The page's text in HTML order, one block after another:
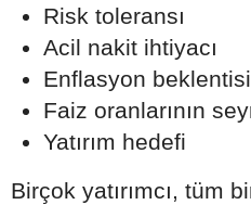
Risk toleransı
Acil nakit ihtiyacı
Enflasyon beklentisi
Faiz oranlarının
Yatırım hedefi
Birçok yatırımcı, tüm